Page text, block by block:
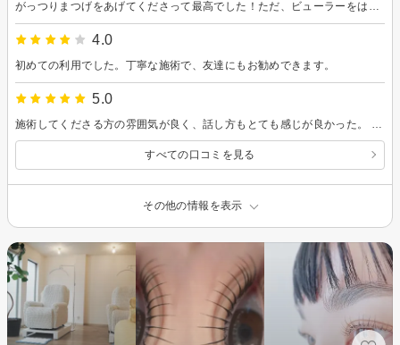
4.0
初めての利用でした。丁寧な施術で、友達にもお勧めできます。
5.0
すべての口コミを見る
その他の情報を表示